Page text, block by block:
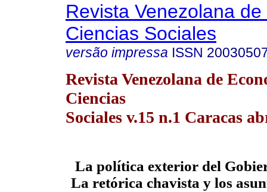
Revista Venezolana
Ciencias Sociales
versão impressa ISSN
Revista Venezolana de
Ciencias
Sociales v.15 n.1 Caracas
La política exterior del
La retórica chavista y los